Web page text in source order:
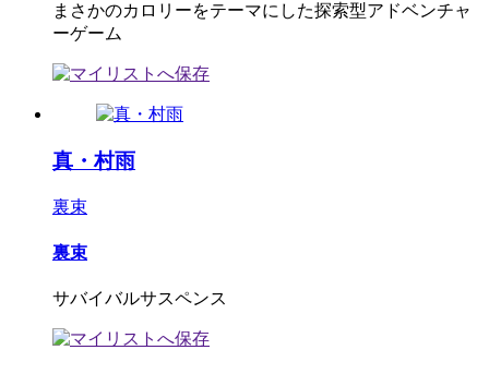
まさかのカロリーをテーマにした探索型アドベンチャ
ーゲーム
真・村雨
裏束
裏束
サバイバルサスペンス